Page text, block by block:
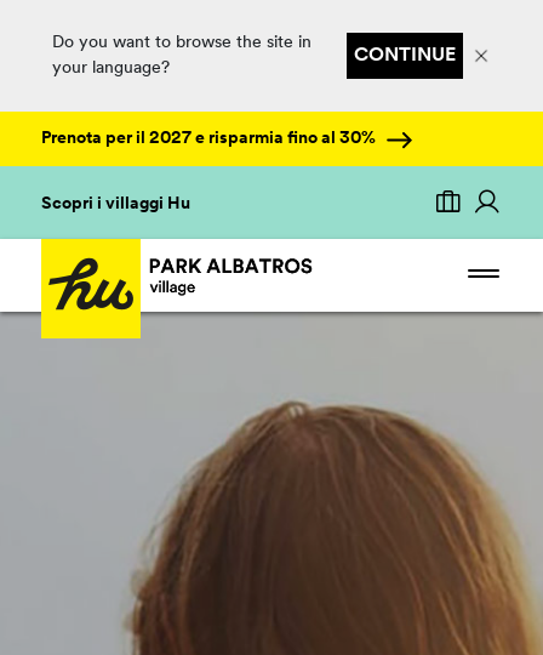
Do you want to browse the site in
your language?
CONTINUE
Prenota per il 2027 e risparmia fino al 30%
Scopri i villaggi Hu